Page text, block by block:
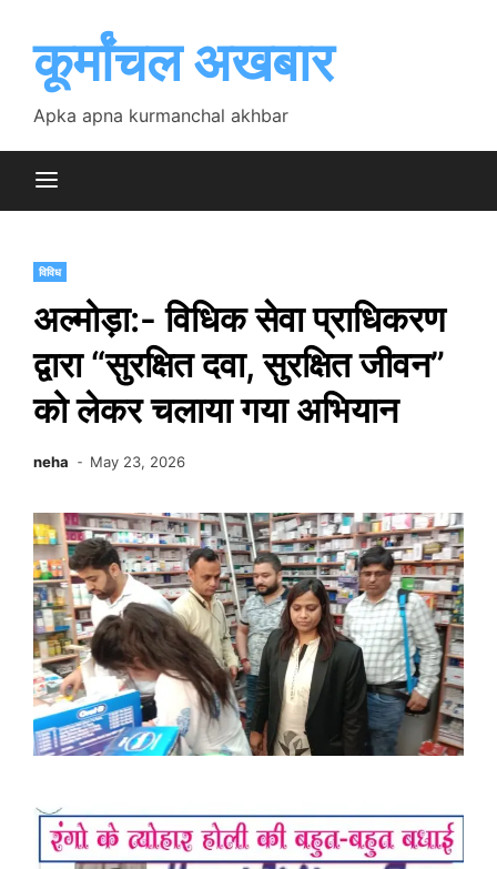
contentकूर्मांचल अखबार
Apka apna kurmanchal akhbar
विविध
अल्मोड़ा:- विधिक सेवा प्राधिकरण
द्वारा “सुरक्षित दवा, सुरक्षित जीवन”
को लेकर चलाया गया अभियान
neha May 23, 2026